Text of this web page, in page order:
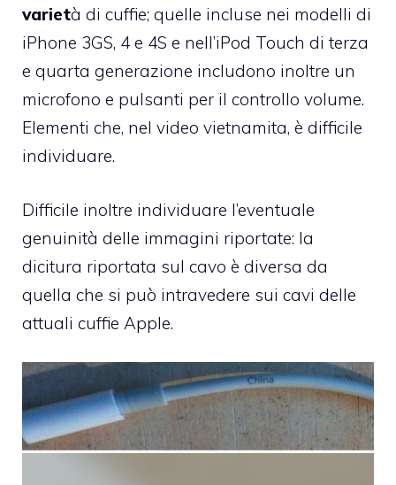
varietà di cuffie; quelle incluse nei modelli di
iPhone 3GS, 4 e 4S e nell’iPod Touch di terza
e quarta generazione includono inoltre un
microfono e pulsanti per il controllo volume.
Elementi che, nel video vietnamita, è difficile
individuare.
Difficile inoltre individuare l’eventuale
genuinità delle immagini riportate: la
dicitura riportata sul cavo è diversa da
quella che si può intravedere sui cavi delle
attuali cuffie Apple.